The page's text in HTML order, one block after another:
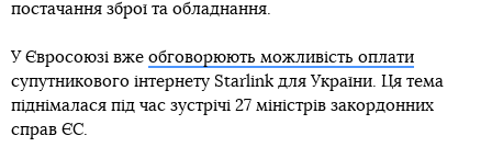
постачання зброї та обладнання.
У Євросоюзі вже обговорюють можливість оплати
супутникового інтернету Starlink для України. Ця тема
піднімалася під час зустрічі 27 міністрів закордонних
справ ЄС.